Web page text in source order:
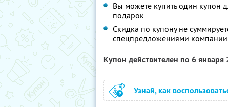
Вы можете купить один купон
подарок
Скидка по купону не
спецпредложениями компании
Купон действителен по 6
Узнай, как